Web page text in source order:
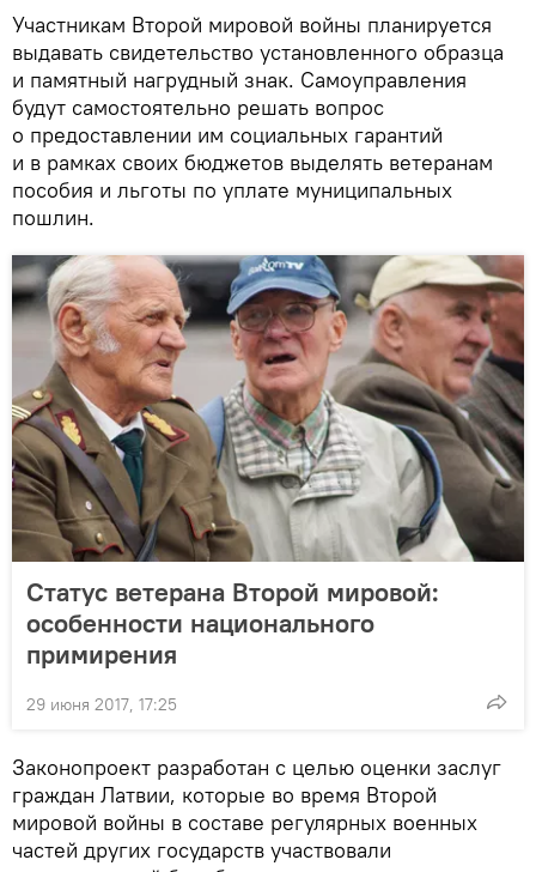
Участникам Второй мировой войны планируется
выдавать свидетельство установленного образца
и памятный нагрудный знак. Самоуправления
будут самостоятельно решать вопрос
о предоставлении им социальных гарантий
и в рамках своих бюджетов выделять ветеранам
пособия и льготы по уплате муниципальных
пошлин.
Статус ветерана Второй мировой:
особенности национального
примирения
29 июня 2017, 17:25
Законопроект разработан с целью оценки заслуг
граждан Латвии, которые во время Второй
мировой войны в составе регулярных военных
частей других государств участвовали